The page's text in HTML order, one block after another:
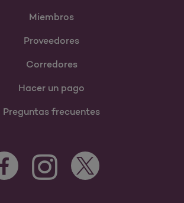
Miembros
Proveedores
Corredores
Hacer un pago
Preguntas frecuentes